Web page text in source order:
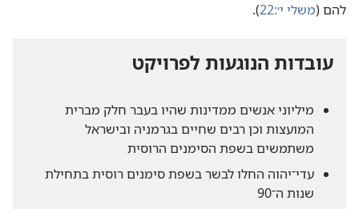
להם (‏משלי י׳:‏22 ‏)‏.‏
עובדות הנוגעות לפרויקט
מיליוני אנשים ממדינות שהיו בעבר חלק מברית
המועצות וכן רבים שחיים בגרמניה ובישראל
משתמשים בשפת הסימנים הרוסית
עדי־יהוה החלו לבשר בשפת סימנים רוסית בתחילת
שנות ה־90